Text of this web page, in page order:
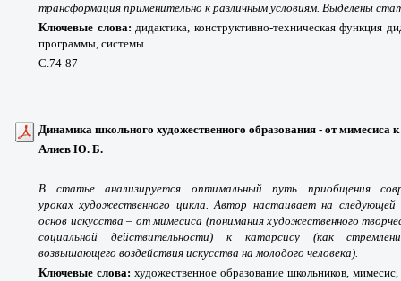
трансформация применительно к различным условиям. Выделены
Ключевые слова: дидактика, конструктивно-техническая функция
программы, системы.
С.74-87
Динамика школьного художественного образования - от мимесиса к
Алиев Ю. Б.
В статье анализируется оптимальный путь приобщения
урокаххудожественного цикла. Автор настаивает на следующей
основ искусства – от мимесиса (понимания художественного
социальной действительности) к катарсису (как
возвышающего воздействия искусства на молодого человека).
Ключевые слова: художественное образование школьников,